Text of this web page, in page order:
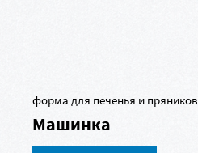
форма для печенья и пряников
Машинка